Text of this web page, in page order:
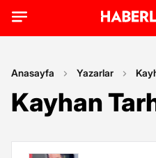
Anasayfa Yazarlar
Kayhan